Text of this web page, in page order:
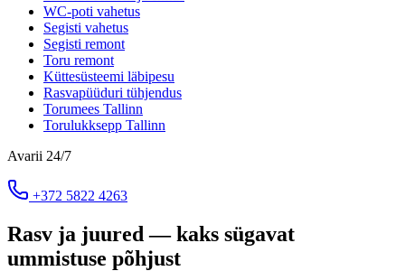
WC-poti vahetus
Segisti vahetus
Segisti remont
Toru remont
Küttesüsteemi läbipesu
Rasvapüüduri tühjendus
Torumees Tallinn
Torulukksepp Tallinn
Avarii 24/7
+372 5822 4263
Rasv ja juured — kaks sügavat
ummistuse põhjust